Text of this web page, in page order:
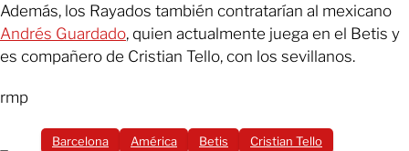
Además, los Rayados también contratarían al mexicano
Andrés Guardado, quien actualmente juega en el Betis y
es compañero de Cristian Tello, con los sevillanos.
rmp
Barcelona América Betis
Cristian Tello